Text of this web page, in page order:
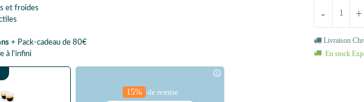
et froides
+ Pack-cadeau de 80€
à l'infini
15% de remise
+
-
Livraison
En stock